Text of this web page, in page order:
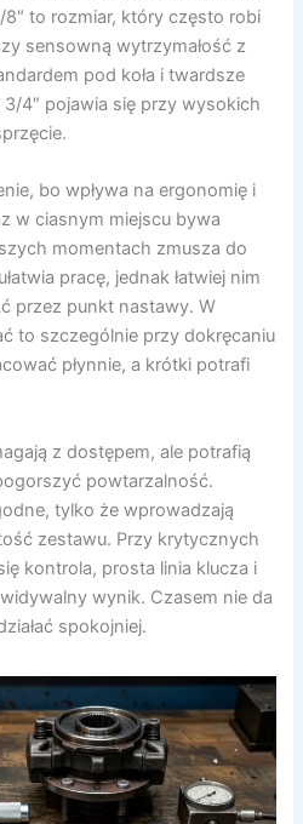
to rozmiar, który często robi
sensowną wytrzymałość z
pod koła i twardsze
4″ pojawia się przy wysokich
bo wpływa na ergonomię i
w ciasnym miejscu bywa
momentach zmusza do
pracę, jednak łatwiej nim
przez punkt nastawy. W
to szczególnie przy dokręcaniu
płynnie, a krótki potrafi
z dostępem, ale potrafią
powtarzalność.
tylko że wprowadzają
zestawu. Przy krytycznych
kontrola, prosta linia klucza i
wynik. Czasem nie da
spokojniej.